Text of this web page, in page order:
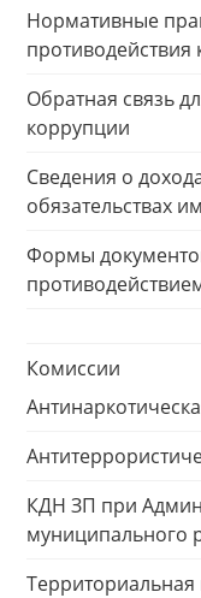
Нормативные
противодействия
Обратная связь
коррупции
Сведения о
обязательствах
Формы
Комиссии
КДН ЗП при
муниципального